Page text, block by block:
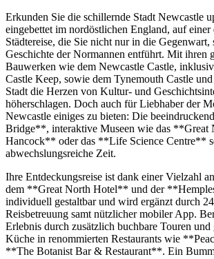
Erkunden Sie die schillernde Stadt Newcastle
eingebettet im nordöstlichen England, auf
Städtereise, die Sie nicht nur in die Gegenwart,
Geschichte der Normannen entführt. Mit ihren
Bauwerken wie dem Newcastle Castle,
Castle Keep, sowie dem Tynemouth Castle
Stadt die Herzen von Kultur- und
höherschlagen. Doch auch für Liebhaber der
Newcastle einiges zu bieten: Die
Bridge**, interaktive Museen wie das **Great
Hancock** oder das **Life Science Centre**
abwechslungsreiche Zeit.
Ihre Entdeckungsreise ist dank einer Vielzahl
dem **Great North Hotel** und der
individuell gestaltbar und wird ergänzt durch
Reisbetreuung samt nützlicher mobiler App.
Erlebnis durch zusätzlich buchbare Touren und
Küche in renommierten Restaurants wie
**The Botanist Bar & Restaurant**. Ein